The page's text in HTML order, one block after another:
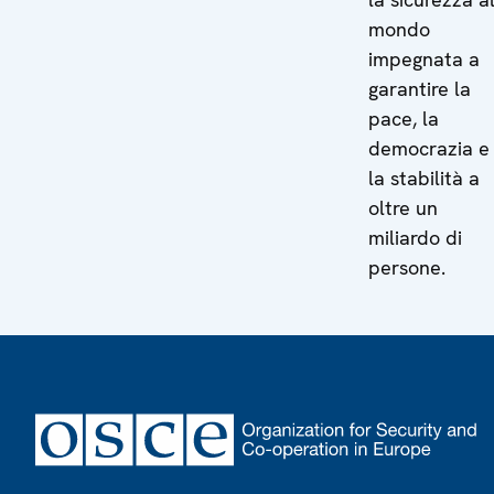
mondo
impegnata a
garantire la
pace, la
democrazia e
la stabilità a
oltre un
miliardo di
persone.